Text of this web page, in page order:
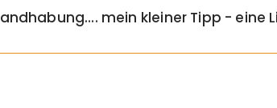
mein kleiner Tipp -